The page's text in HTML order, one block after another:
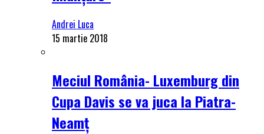
Andrei Luca
15 martie 2018
Meciul România- Luxemburg din
Cupa Davis se va juca la Piatra-
Neamț